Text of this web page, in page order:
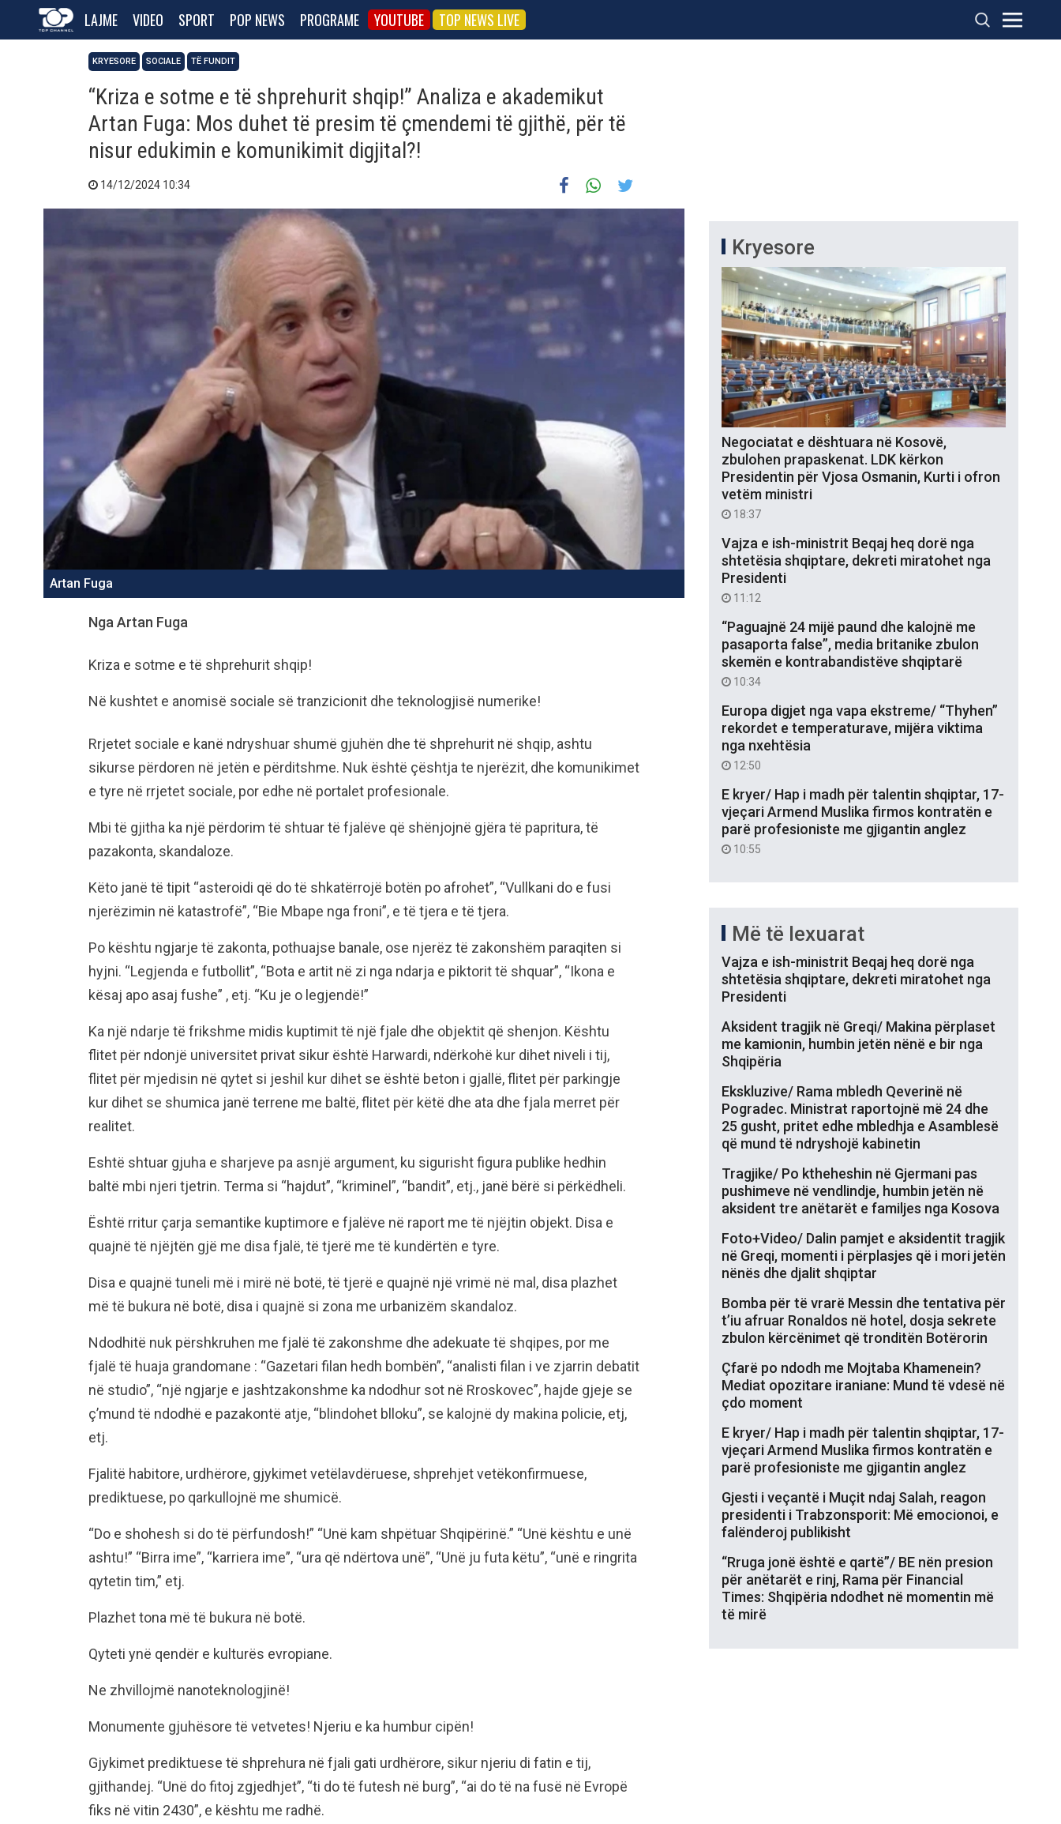
LAJME VIDEO SPORT POP NEWS PROGRAME YOUTUBE TOP NEWS LIVE
KRYESORE SOCIALE TË FUNDIT
“Kriza e sotme e të shprehurit shqip!” Analiza e akademikut
Artan Fuga: Mos duhet të presim të çmendemi të gjithë, për të
nisur edukimin e komunikimit digjital?!
14/12/2024 10:34
Artan Fuga
Nga Artan Fuga
Kriza e sotme e të shprehurit shqip!
Në kushtet e anomisë sociale së tranzicionit dhe teknologjisë numerike!
Rrjetet sociale e kanë ndryshuar shumë gjuhën dhe të shprehurit në shqip, ashtu
sikurse përdoren në jetën e përditshme. Nuk është çështja te njerëzit, dhe komunikimet
e tyre në rrjetet sociale, por edhe në portalet profesionale.
Mbi të gjitha ka një përdorim të shtuar të fjalëve që shënjojnë gjëra të papritura, të
pazakonta, skandaloze.
Këto janë të tipit “asteroidi që do të shkatërrojë botën po afrohet”, “Vullkani do e fusi
njerëzimin në katastrofë”, “Bie Mbape nga froni”, e të tjera e të tjera.
Po kështu ngjarje të zakonta, pothuajse banale, ose njerëz të zakonshëm paraqiten si
hyjni. “Legjenda e futbollit”, “Bota e artit në zi nga ndarja e piktorit të shquar”, “Ikona e
kësaj apo asaj fushe” , etj. “Ku je o legjendë!”
Ka një ndarje të frikshme midis kuptimit të një fjale dhe objektit që shenjon. Kështu
flitet për ndonjë universitet privat sikur është Harwardi, ndërkohë kur dihet niveli i tij,
flitet për mjedisin në qytet si jeshil kur dihet se është beton i gjallë, flitet për parkingje
kur dihet se shumica janë terrene me baltë, flitet për këtë dhe ata dhe fjala merret për
realitet.
Eshtë shtuar gjuha e sharjeve pa asnjë argument, ku sigurisht figura publike hedhin
baltë mbi njeri tjetrin. Terma si “hajdut”, “kriminel”, “bandit”, etj., janë bërë si përkëdheli.
Është rritur çarja semantike kuptimore e fjalëve në raport me të njëjtin objekt. Disa e
quajnë të njëjtën gjë me disa fjalë, të tjerë me të kundërtën e tyre.
Disa e quajnë tuneli më i mirë në botë, të tjerë e quajnë një vrimë në mal, disa plazhet
më të bukura në botë, disa i quajnë si zona me urbanizëm skandaloz.
Ndodhitë nuk përshkruhen me fjalë të zakonshme dhe adekuate të shqipes, por me
fjalë të huaja grandomane : “Gazetari filan hedh bombën”, “analisti filan i ve zjarrin debatit
në studio”, “një ngjarje e jashtzakonshme ka ndodhur sot në Rroskovec”, hajde gjeje se
ç’mund të ndodhë e pazakontë atje, “blindohet blloku”, se kalojnë dy makina policie, etj,
etj.
Fjalitë habitore, urdhërore, gjykimet vetëlavdëruese, shprehjet vetëkonfirmuese,
prediktuese, po qarkullojnë me shumicë.
“Do e shohesh si do të përfundosh!” “Unë kam shpëtuar Shqipërinë.” “Unë kështu e unë
ashtu!” “Birra ime”, “karriera ime”, “ura që ndërtova unë”, “Unë ju futa këtu”, “unë e ringrita
qytetin tim,” etj.
Plazhet tona më të bukura në botë.
Qyteti ynë qendër e kulturës evropiane.
Ne zhvillojmë nanoteknologjinë!
Monumente gjuhësore të vetvetes! Njeriu e ka humbur cipën!
Gjykimet prediktuese të shprehura në fjali gati urdhërore, sikur njeriu di fatin e tij,
gjithandej. “Unë do fitoj zgjedhjet”, “ti do të futesh në burg”, “ai do të na fusë në Evropë
fiks në vitin 2430”, e kështu me radhë.
Kryesore
Negociatat e dështuara në Kosovë,
zbulohen prapaskenat. LDK kërkon
Presidentin për Vjosa Osmanin, Kurti i ofron
vetëm ministri
18:37
Vajza e ish-ministrit Beqaj heq dorë nga
shtetësia shqiptare, dekreti miratohet nga
Presidenti
11:12
“Paguajnë 24 mijë paund dhe kalojnë me
pasaporta false”, media britanike zbulon
skemën e kontrabandistëve shqiptarë
10:34
Europa digjet nga vapa ekstreme/ “Thyhen”
rekordet e temperaturave, mijëra viktima
nga nxehtësia
12:50
E kryer/ Hap i madh për talentin shqiptar, 17-
vjeçari Armend Muslika firmos kontratën e
parë profesioniste me gjigantin anglez
10:55
Më të lexuarat
Vajza e ish-ministrit Beqaj heq dorë nga
shtetësia shqiptare, dekreti miratohet nga
Presidenti
Aksident tragjik në Greqi/ Makina përplaset
me kamionin, humbin jetën nënë e bir nga
Shqipëria
Ekskluzive/ Rama mbledh Qeverinë në
Pogradec. Ministrat raportojnë më 24 dhe
25 gusht, pritet edhe mbledhja e Asamblesë
që mund të ndryshojë kabinetin
Tragjike/ Po ktheheshin në Gjermani pas
pushimeve në vendlindje, humbin jetën në
aksident tre anëtarët e familjes nga Kosova
Foto+Video/ Dalin pamjet e aksidentit tragjik
në Greqi, momenti i përplasjes që i mori jetën
nënës dhe djalit shqiptar
Bomba për të vrarë Messin dhe tentativa për
t’iu afruar Ronaldos në hotel, dosja sekrete
zbulon kërcënimet që tronditën Botërorin
Çfarë po ndodh me Mojtaba Khamenein?
Mediat opozitare iraniane: Mund të vdesë në
çdo moment
E kryer/ Hap i madh për talentin shqiptar, 17-
vjeçari Armend Muslika firmos kontratën e
parë profesioniste me gjigantin anglez
Gjesti i veçantë i Muçit ndaj Salah, reagon
presidenti i Trabzonsporit: Më emocionoi, e
falënderoj publikisht
“Rruga jonë është e qartë”/ BE nën presion
për anëtarët e rinj, Rama për Financial
Times: Shqipëria ndodhet në momentin më
të mirë